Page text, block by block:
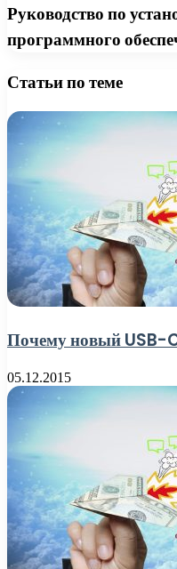
Руководство по
программного
Статьи по теме
Почему новый USB-
05.12.2015